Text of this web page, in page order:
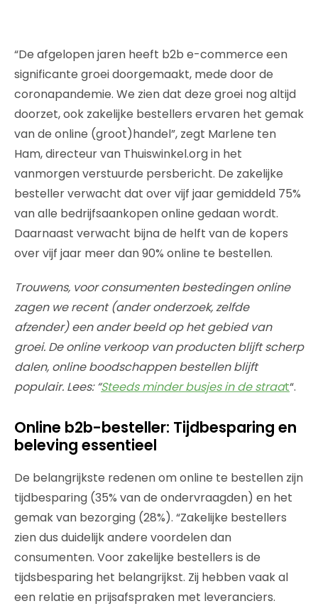
“De afgelopen jaren heeft b2b e-commerce een
significante groei doorgemaakt, mede door de
coronapandemie. We zien dat deze groei nog altijd
doorzet, ook zakelijke bestellers ervaren het gemak
van de online (groot)handel”, zegt Marlene ten
Ham, directeur van Thuiswinkel.org in het
vanmorgen verstuurde persbericht. De zakelijke
besteller verwacht dat over vijf jaar gemiddeld 75%
van alle bedrijfsaankopen online gedaan wordt.
Daarnaast verwacht bijna de helft van de kopers
over vijf jaar meer dan 90% online te bestellen.
Trouwens, voor consumenten bestedingen online
zagen we recent (ander onderzoek, zelfde
afzender) een ander beeld op het gebied van
groei. De online verkoop van producten blijft scherp
dalen, online boodschappen bestellen blijft
populair. Lees: “Steeds minder busjes in de straat“.
Online b2b-besteller: Tijdbesparing en
beleving essentieel
De belangrijkste redenen om online te bestellen zijn
tijdbesparing (35% van de ondervraagden) en het
gemak van bezorging (28%). “Zakelijke bestellers
zien dus duidelijk andere voordelen dan
consumenten. Voor zakelijke bestellers is de
tijdsbesparing het belangrijkst. Zij hebben vaak al
een relatie en prijsafspraken met leveranciers.